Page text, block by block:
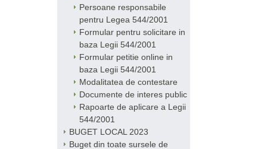
Persoane responsabile
pentru Legea 544/2001
Formular pentru solicitare in
baza Legii 544/2001
Formular petitie online in
baza Legii 544/2001
Modalitatea de contestare
Documente de interes public
Rapoarte de aplicare a Legii
544/2001
BUGET LOCAL 2023
Buget din toate sursele de